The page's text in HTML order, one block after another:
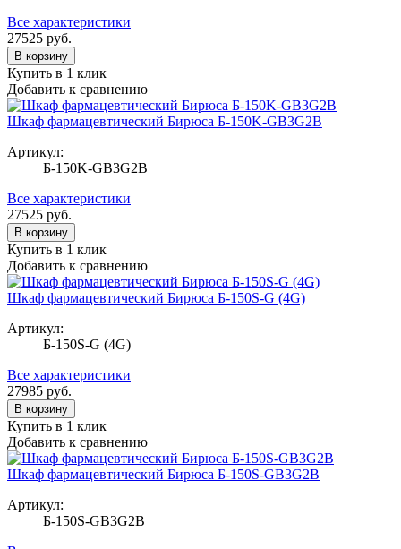
Все характеристики
27525 руб.
В корзину
Купить в 1 клик
Добавить к сравнению
Шкаф фармацевтический Бирюса Б-150K-GB3G2B
Артикул:
Б-150K-GB3G2B
Все характеристики
27525 руб.
В корзину
Купить в 1 клик
Добавить к сравнению
Шкаф фармацевтический Бирюса Б-150S-G (4G)
Артикул:
Б-150S-G (4G)
Все характеристики
27985 руб.
В корзину
Купить в 1 клик
Добавить к сравнению
Шкаф фармацевтический Бирюса Б-150S-GB3G2B
Артикул:
Б-150S-GB3G2B